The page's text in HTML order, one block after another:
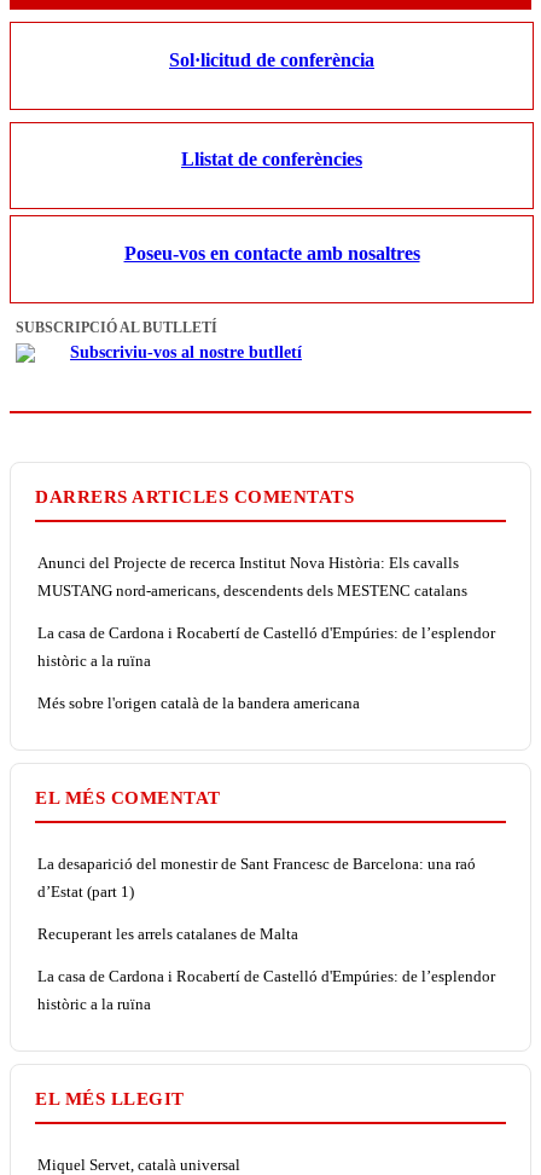
Sol·licitud de conferència
Llistat de conferències
Poseu-vos en contacte amb nosaltres
SUBSCRIPCIÓ AL BUTLLETÍ
Subscriviu-vos al nostre butlletí
DARRERS ARTICLES COMENTATS
Anunci del Projecte de recerca Institut Nova Història: Els cavalls
MUSTANG nord-americans, descendents dels MESTENC catalans
La casa de Cardona i Rocabertí de Castelló d'Empúries: de l’esplendor
històric a la ruïna
Més sobre l'origen català de la bandera americana
EL MÉS COMENTAT
La desaparició del monestir de Sant Francesc de Barcelona: una raó
d’Estat (part 1)
Recuperant les arrels catalanes de Malta
La casa de Cardona i Rocabertí de Castelló d'Empúries: de l’esplendor
històric a la ruïna
EL MÉS LLEGIT
Miquel Servet, català universal